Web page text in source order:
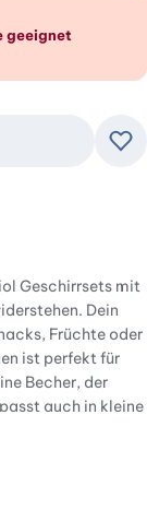
geeignet
Geschirrsets mit
Dein
Früchte oder
ist perfekt für
Becher, der
auch in kleine
überstehen,